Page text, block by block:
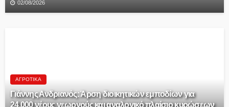
02/08/2026
ΑΓΡΟΤΙΚΆ
Γιάννης Ανδριανός: Άρση διοικητικών εμποδίων για
24.000 νέους γεωργούς και αναλογικό πλαίσιο κυρώσεων